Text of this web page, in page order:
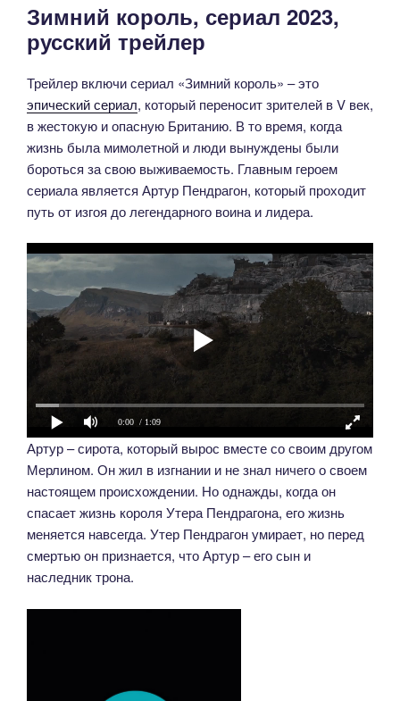
Зимний король, сериал 2023,
русский трейлер
Трейлер включи сериал «Зимний король» – это
эпический сериал, который переносит зрителей в V век,
в жестокую и опасную Британию. В то время, когда
жизнь была мимолетной и люди вынуждены были
бороться за свою выживаемость. Главным героем
сериала является Артур Пендрагон, который проходит
путь от изгоя до легендарного воина и лидера.
0:00 / 1:09
Артур – сирота, который вырос вместе со своим другом
Мерлином. Он жил в изгнании и не знал ничего о своем
настоящем происхождении. Но однажды, когда он
спасает жизнь короля Утера Пендрагона, его жизнь
меняется навсегда. Утер Пендрагон умирает, но перед
смертью он признается, что Артур – его сын и
наследник трона.